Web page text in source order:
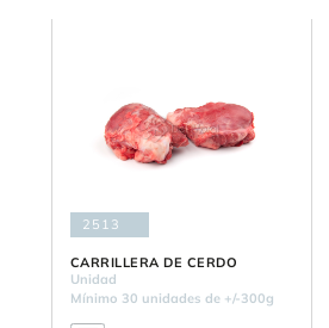
2513
CARRILLERA DE CERDO
Unidad
Mínimo 30 unidades de +/-300g